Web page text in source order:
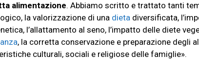
alimentazione. Abbiamo scritto e trattato tanti
la valorizzazione di una dieta diversificata,
l’allattamento al seno, l’impatto delle diete
, la corretta conservazione e preparazione degli
culturali, sociali e religiose delle famiglie».